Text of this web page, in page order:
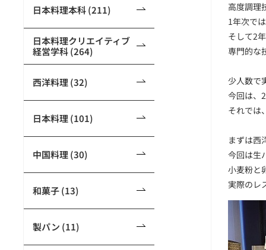
日本料理本科 (211)
日本料理クリエイティブ
経営学科 (264)
西洋料理 (32)
日本料理 (101)
中国料理 (30)
和菓子 (13)
製パン (11)
高度調理
1年次で
そして2
専門的な
少人数で
今回は、
それでは
まずは西
今回は生
小麦粉と
実際のレ